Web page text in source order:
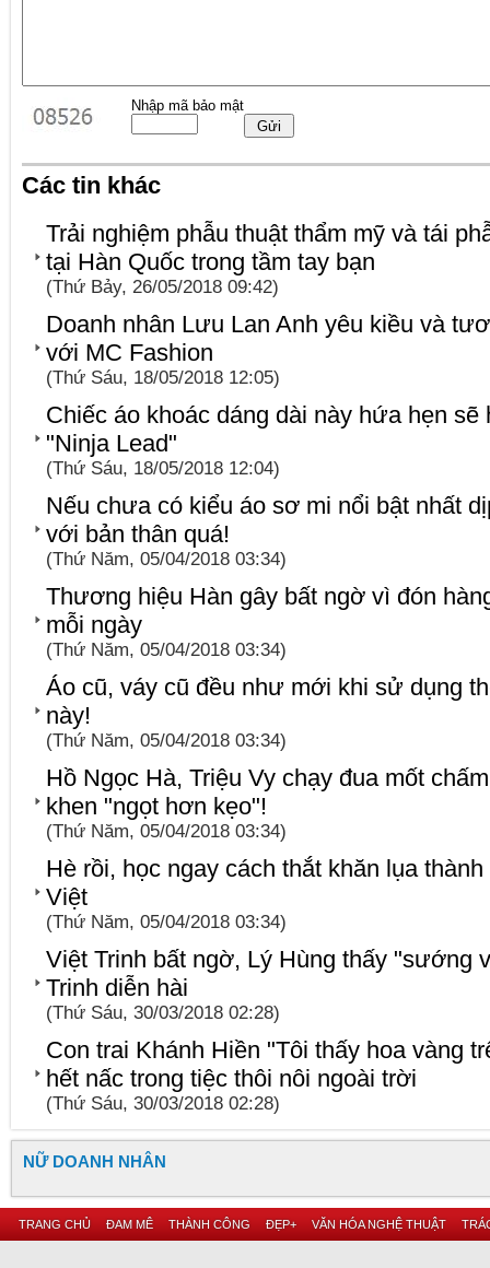
Nhập mã bảo mật
Các tin khác
Trải nghiệm phẫu thuật thẩm mỹ và tái
tại Hàn Quốc trong tầm tay bạn
(Thứ Bảy, 26/05/2018 09:42)
Doanh nhân Lưu Lan Anh yêu kiều và
với MC Fashion
(Thứ Sáu, 18/05/2018 12:05)
Chiếc áo khoác dáng dài này hứa hẹn sẽ
"Ninja Lead"
(Thứ Sáu, 18/05/2018 12:04)
Nếu chưa có kiểu áo sơ mi nổi bật nhất
với bản thân quá!
(Thứ Năm, 05/04/2018 03:34)
Thương hiệu Hàn gây bất ngờ vì đón
mỗi ngày
(Thứ Năm, 05/04/2018 03:34)
Áo cũ, váy cũ đều như mới khi sử dụng
này!
(Thứ Năm, 05/04/2018 03:34)
Hồ Ngọc Hà, Triệu Vy chạy đua mốt
khen "ngọt hơn kẹo"!
(Thứ Năm, 05/04/2018 03:34)
Hè rồi, học ngay cách thắt khăn lụa
Việt
(Thứ Năm, 05/04/2018 03:34)
Việt Trinh bất ngờ, Lý Hùng thấy "sướng
Trinh diễn hài
(Thứ Sáu, 30/03/2018 02:28)
Con trai Khánh Hiền "Tôi thấy hoa vàng
hết nấc trong tiệc thôi nôi ngoài trời
(Thứ Sáu, 30/03/2018 02:28)
NỮ DOANH NHÂN
TRANG CHỦ ĐAM MÊ THÀNH CÔNG ĐẸP+ VĂN HÓA NGHỆ THUẬT